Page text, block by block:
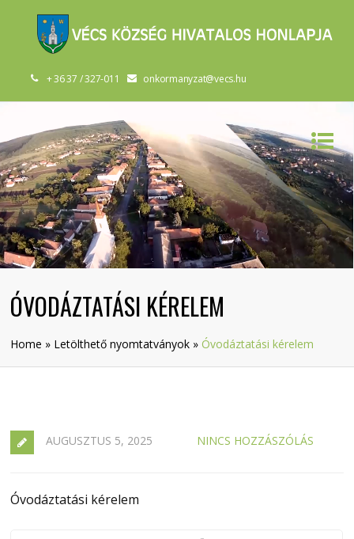
+ 36 37 / 327-011 onkormanyzat@vecs.hu
ÓVODÁZTATÁSI KÉRELEM
Home » Letölthető nyomtatványok » Óvodáztatási kérelem
AUGUSZTUS 5, 2025 NINCS HOZZÁSZÓLÁS
Óvodáztatási kérelem